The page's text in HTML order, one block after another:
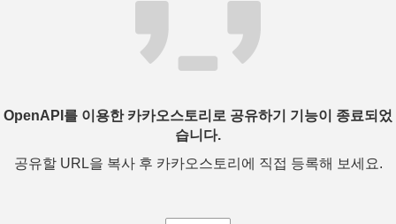
OpenAPI를 이용한 카카오스토리로 공유하기 기능이 종료되었
습니다.
공유할 URL을 복사 후 카카오스토리에 직접 등록해 보세요.